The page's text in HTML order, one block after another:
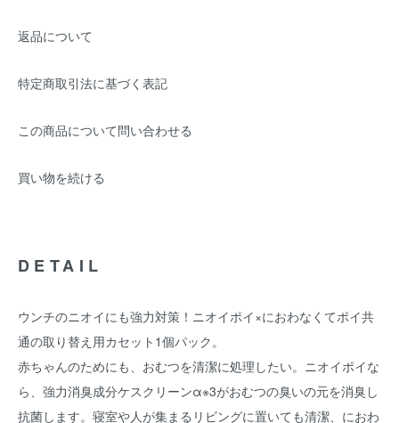
返品について
特定商取引法に基づく表記
この商品について問い合わせる
買い物を続ける
DETAIL
ウンチのニオイにも強力対策！ニオイポイ×におわなくてポイ共
通の取り替え用カセット1個パック。
赤ちゃんのためにも、おむつを清潔に処理したい。ニオイポイな
ら、強力消臭成分ケスクリーンα※3がおむつの臭いの元を消臭し
抗菌します。寝室や人が集まるリビングに置いても清潔、におわ